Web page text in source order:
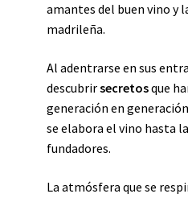
amantes del buen vino y
madrileña.
Al adentrarse en sus
descubrirsecretosque
generación en
se elabora el vino hasta
fundadores.
La atmósfera que se